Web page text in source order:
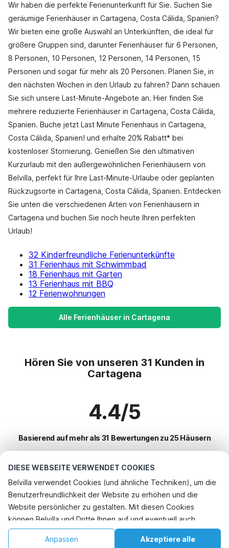
DIESE WEBSEITE VERWENDET COOKIES
Belvilla verwendet Cookies (und ähnliche Techniken), um die
Benutzerfreundlichkeit der Website zu erhöhen und die
Website persönlicher zu gestalten. Mit diesen Cookies
können Belvilla und Dritte Ihnen auf und eventuell auch
außerhalb unserer Website folgen, um Werbung Ihren
Interessen anzupassen und das Teilen von Informationen über
Akzeptiere alle
Anpassen
Wir haben die perfekte Ferienunterkunft für Sie. Suchen Sie
geräumige Ferienhäuser in Cartagena, Costa Cálida, Spanien?
Wir bieten eine große Auswahl an Unterkünften, die ideal für
größere Gruppen sind, darunter Ferienhäuser für 6 Personen,
8 Personen, 10 Personen, 12 Personen, 14 Personen, 15
Personen und sogar für mehr als 20 Personen. Planen Sie, in
den nächsten Wochen in den Urlaub zu fahren? Dann schauen
Sie sich unsere Last-Minute-Angebote an. Hier finden Sie
mehrere reduzierte Ferienhäuser in Cartagena, Costa Cálida,
Spanien. Buche jetzt Last Minute Ferienhaus in Cartagena,
Costa Cálida, Spanien! und erhalte 20% Rabatt* bei
kostenloser Stornierung. Genießen Sie den ultimativen
Kurzurlaub mit den außergewöhnlichen Ferienhäusern von
Belvilla, perfekt für Ihre Last-Minute-Urlaube oder geplanten
Rückzugsorte in Cartagena, Costa Cálida, Spanien. Entdecken
Sie unten die verschiedenen Arten von Ferienhäusern in
Cartagena und buchen Sie noch heute Ihren perfekten
Urlaub!
32 Kinderfreundliche Ferienunterkünfte
31 Ferienhaus mit Schwimmbad
18 Ferienhaus mit Garten
13 Ferienhaus mit BBQ
12 Ferienwohnungen
Alle Ferienhäuser in Cartagena
Hören Sie von unseren 31 Kunden in
Cartagena
4.4/5
Basierend auf mehr als 31 Bewertungen zu 25 Häusern
Beliebteste Reiseziele für Urlaub
Top-Städte mit Top-Annehmlichkeiten für den Urlaub
Kinderfreundliche Ferienunterkünfte sucina
Kinderfreundliche Ferienunterkünfte san-pedro-del-pinatar
Kinderfreundliche Ferienunterkünfte torre-pacheco
Beliebte Ausstattungen für Urlaub in Cartagena
Kinderfreundliche Ferienunterkünfte
Beliebte Städte für den Urlaub in Costa-calida